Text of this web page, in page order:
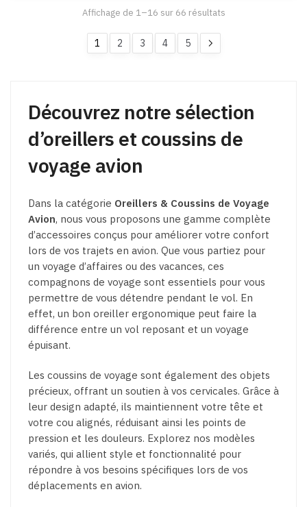
choisies
sur
produit
Affichage de 1–16 sur 66 résultats
1 2 3 4 5
Découvrez notre sélection
d’oreillers et coussins de
voyage avion
Dans la catégorie Oreillers & Coussins de Voyage
Avion, nous vous proposons une gamme complète
d’accessoires conçus pour améliorer votre confort
lors de vos trajets en avion. Que vous partiez pour
un voyage d’affaires ou des vacances, ces
compagnons de voyage sont essentiels pour vous
permettre de vous détendre pendant le vol. En
effet, un bon oreiller ergonomique peut faire la
différence entre un vol reposant et un voyage
épuisant.
Les coussins de voyage sont également des objets
précieux, offrant un soutien à vos cervicales. Grâce à
leur design adapté, ils maintiennent votre tête et
votre cou alignés, réduisant ainsi les points de
pression et les douleurs. Explorez nos modèles
variés, qui allient style et fonctionnalité pour
répondre à vos besoins spécifiques lors de vos
déplacements en avion.